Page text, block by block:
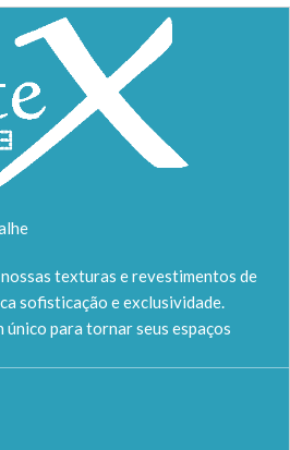
texturas e revestimentos de
sofisticação e exclusividade.
único para tornar seus espaços